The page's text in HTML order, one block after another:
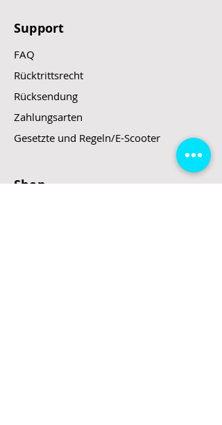
Support
FAQ
Rücktrittsrecht
Rücksendung
Zahlungsarten
Gesetzte und Regeln/E-Scooter
Shop